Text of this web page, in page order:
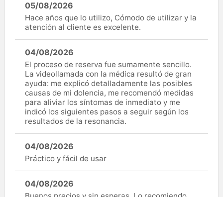
05/08/2026
Hace años que lo utilizo, Cómodo de utilizar y la
atención al cliente es excelente.
04/08/2026
El proceso de reserva fue sumamente sencillo.
La videollamada con la médica resultó de gran
ayuda: me explicó detalladamente las posibles
causas de mi dolencia, me recomendó medidas
para aliviar los síntomas de inmediato y me
indicó los siguientes pasos a seguir según los
resultados de la resonancia.
04/08/2026
Práctico y fácil de usar
04/08/2026